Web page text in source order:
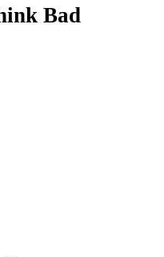
Bad